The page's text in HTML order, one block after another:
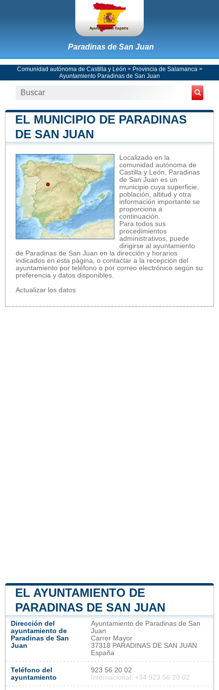
Paradinas de San Juan
Comunidad autónoma de Castilla y León > Provincia de Salamanca >
Ayuntamiento Paradinas de San Juan
EL MUNICIPIO DE PARADINAS
DE SAN JUAN
Localizado en la
comunidad autónoma de
Castilla y León, Paradinas
de San Juan es un
municipio cuya superficie,
población, altitud y otra
información importante se
proporciona a
continuación.
Para todos sus
procedimientos
administrativos, puede
dirigirse al ayuntamiento
de Paradinas de San Juan en la dirección y horarios
indicados en esta página, o contactar a la recepción del
ayuntamiento por teléfono o por correo electrónico según su
preferencia y datos disponibles.
Actualizar los datos
EL AYUNTAMIENTO DE
PARADINAS DE SAN JUAN
Dirección del
ayuntamiento de
Paradinas de San
Juan
Ayuntamiento de Paradinas de San
Juan
Carrer Mayor
37318 PARADINAS DE SAN JUAN
España
Teléfono del
ayuntamiento
923 56 20 02
Internacional: +34 923 56 20 02